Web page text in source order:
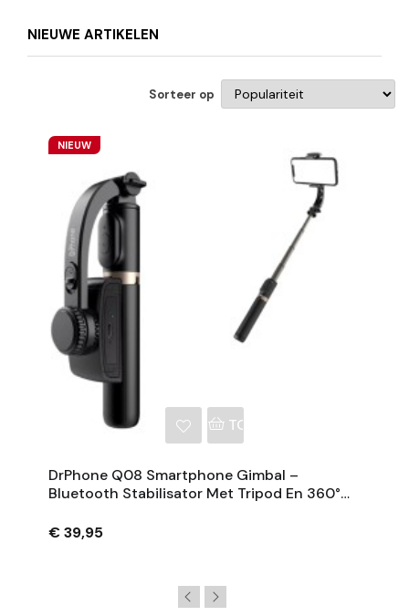
NIEUWE ARTIKELEN
Sorteer op
NIEUW
TOEVOEGEN AAN
DrPhone Q08 Smartphone Gimbal –
Bluetooth Stabilisator Met Tripod En 360°
€ 39,95